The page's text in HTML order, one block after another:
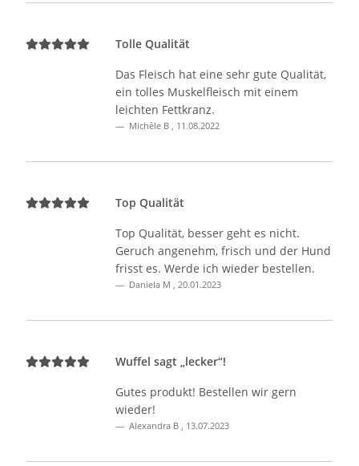
Tolle Qualität
Das Fleisch hat eine sehr gute Qualität,
ein tolles Muskelfleisch mit einem
leichten Fettkranz.
Michèle B , 11.08.2022
Top Qualität
Top Qualität, besser geht es nicht.
Geruch angenehm, frisch und der Hund
frisst es. Werde ich wieder bestellen.
Daniela M , 20.01.2023
Wuffel sagt „lecker“!
Gutes produkt! Bestellen wir gern
wieder!
Alexandra B , 13.07.2023